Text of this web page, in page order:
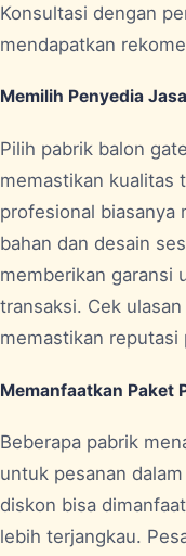
Konsultasi dengan
mendapatkan
Memilih Penyedia
Pilih pabrik balon
memastikan kualitas
profesional biasanya
bahan dan desain
memberikan garansi
transaksi. Cek
memastikan reputasi
Memanfaatkan Paket
Beberapa pabrik
untuk pesanan
diskon bisa
lebih terjangkau.